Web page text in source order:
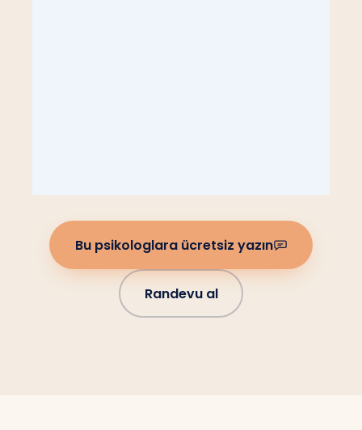
Bu psikologlara ücretsiz yazın
Randevu al